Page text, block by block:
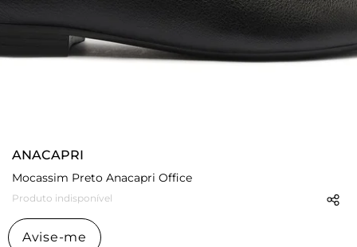
ANACAPRI
Mocassim Preto Anacapri Office
Produto indisponível
Avise-me